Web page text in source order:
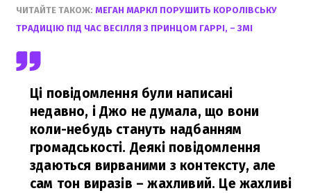
ЧИТАЙТЕ ТАКОЖ: МЕГАН МАРКЛ ПОРУШИТЬ КОРОЛІВСЬКУ
ТРАДИЦІЮ ПІД ЧАС ВЕСІЛЛЯ З ПРИНЦОМ ГАРРІ, – ЗМІ
Ці повідомлення були написані
недавно, і Джо не думала, що вони
коли-небудь стануть надбанням
громадськості. Деякі повідомлення
здаються вирваними з контексту, але
сам тон виразів – жахливий. Це жахливі